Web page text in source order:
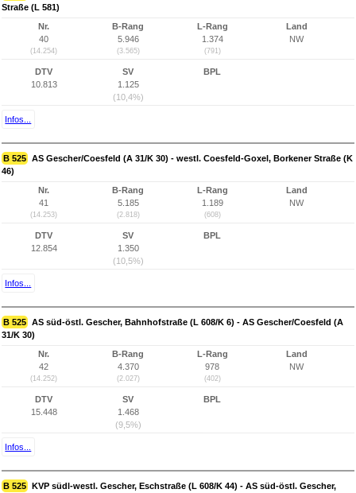
Straße (L 581)
Nr.
40
(14.254)
B-Rang
5.946
(3.565)
L-Rang
1.374
(791)
Land
NW
DTV
10.813
SV
1.125
(10,4%)
BPL
Infos...
B 525 AS Gescher/Coesfeld (A 31/K 30) - westl. Coesfeld-Goxel, Borkener Straße (K
46)
Nr.
41
(14.253)
B-Rang
5.185
(2.818)
L-Rang
1.189
(608)
Land
NW
DTV
12.854
SV
1.350
(10,5%)
BPL
Infos...
B 525 AS süd-östl. Gescher, Bahnhofstraße (L 608/K 6) - AS Gescher/Coesfeld (A
31/K 30)
Nr.
42
(14.252)
B-Rang
4.370
(2.027)
L-Rang
978
(402)
Land
NW
DTV
15.448
SV
1.468
(9,5%)
BPL
Infos...
B 525 KVP südl-westl. Gescher, Eschstraße (L 608/K 44) - AS süd-östl. Gescher,